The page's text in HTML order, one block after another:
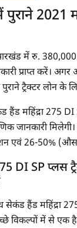
2021
में रु.
प्राप्त करें।
ट्रैक्टर लोन
महिंद्रा 275 DI
जानकारी
एवं 26-50%
DI SP प्लस
सेकंड हैंड महिंद्रा
विकल्पों में से एक